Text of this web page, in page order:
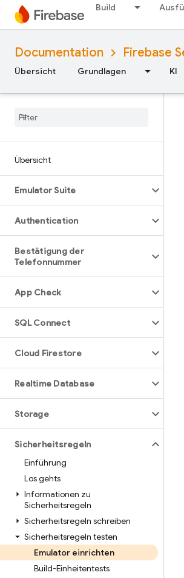
Build
Documentation Firebase
Übersicht Grundlagen KI
Übersicht
Emulator Suite
Authentication
Bestätigung der
Telefonnummer
App Check
SQL Connect
Cloud Firestore
Realtime Database
Storage
Sicherheitsregeln
Einführung
Los gehts
Informationen zu
Sicherheitsregeln
Sicherheitsregeln schreiben
Sicherheitsregeln testen
Emulator einrichten
Build-Einheitentests